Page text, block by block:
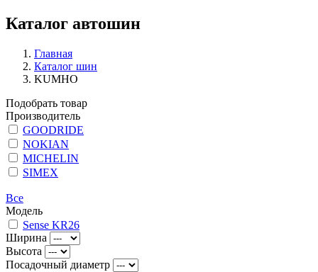
Каталог автошин
Главная
Каталог шин
KUMHO
Подобрать товар
Производитель
GOODRIDE
NOKIAN
MICHELIN
SIMEX
Все
Модель
Sense KR26
Ширина
Высота
Посадочный диаметр